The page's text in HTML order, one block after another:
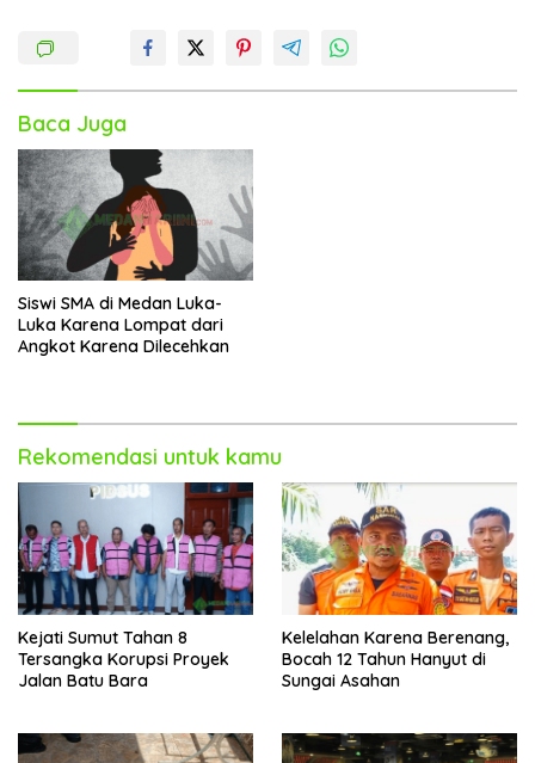
Baca Juga
Siswi SMA di Medan Luka-
Luka Karena Lompat dari
Angkot Karena Dilecehkan
Rekomendasi untuk kamu
Kejati Sumut Tahan 8
Tersangka Korupsi Proyek
Jalan Batu Bara
Kelelahan Karena Berenang,
Bocah 12 Tahun Hanyut di
Sungai Asahan